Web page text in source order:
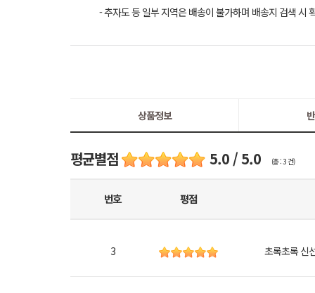
- 추자도 등 일부 지역은 배송이 불가하며 배송지 검색 시
상품정보
평균별점 5.0 / 5.0 (총 : 3 건)
번호 평점
3 초록초록 신